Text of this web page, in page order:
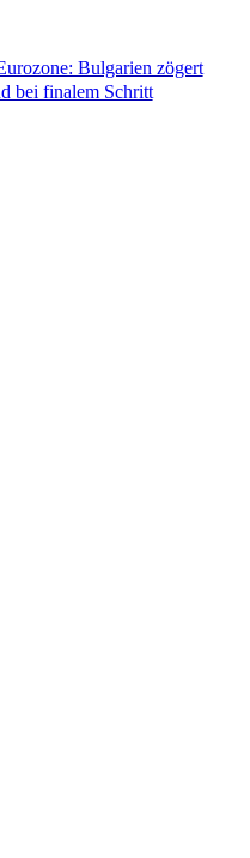
Bulgarien zögert
bei finalem Schritt